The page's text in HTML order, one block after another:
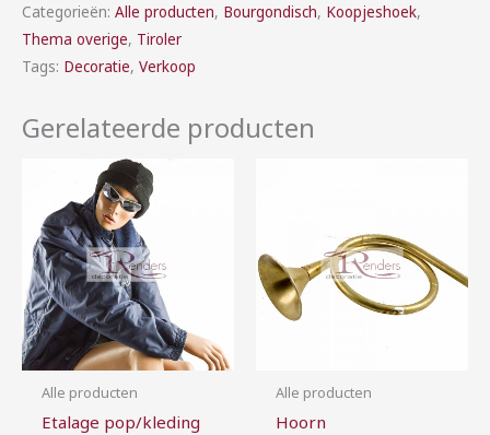
Categorieën: Alle producten, Bourgondisch, Koopjeshoek,
Thema overige, Tiroler
Tags: Decoratie, Verkoop
Gerelateerde producten
Alle producten
Etalage pop/kleding
Alle producten
Hoorn